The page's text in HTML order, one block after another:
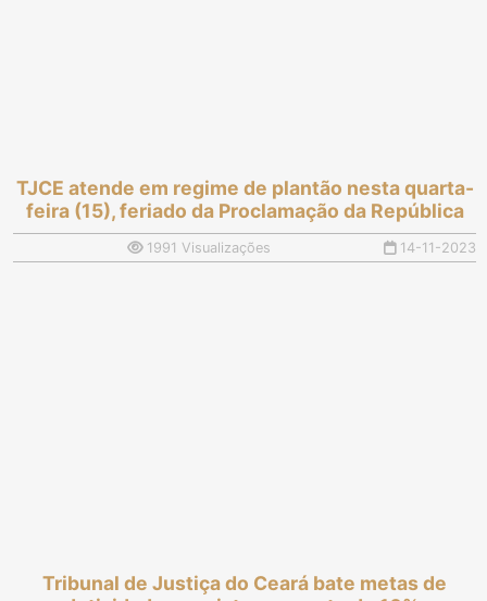
TJCE atende em regime de plantão nesta quarta-
feira (15), feriado da Proclamação da República
1991 Visualizações 14-11-2023
Tribunal de Justiça do Ceará bate metas de